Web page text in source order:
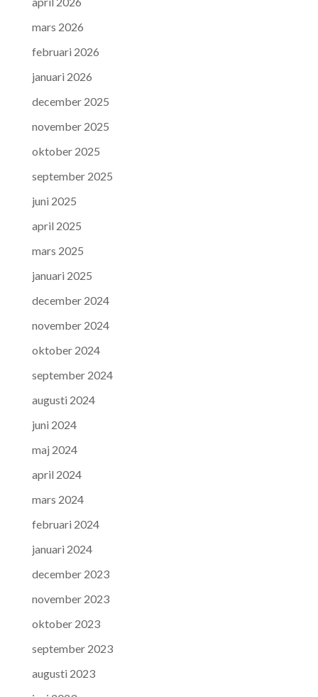
mars 2026
februari 2026
januari 2026
december 2025
november 2025
oktober 2025
september 2025
juni 2025
april 2025
mars 2025
januari 2025
december 2024
november 2024
oktober 2024
september 2024
augusti 2024
juni 2024
maj 2024
april 2024
mars 2024
februari 2024
januari 2024
december 2023
november 2023
oktober 2023
september 2023
augusti 2023